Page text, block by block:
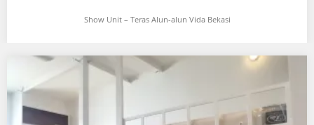
Show Unit – Teras Alun-alun Vida Bekasi
…
Share this:
Show Unit – Teras Alun-alun Vida Bekasi